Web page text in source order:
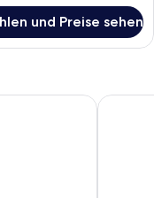
und Preise sehen